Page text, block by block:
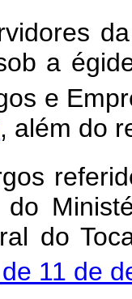
da
a
e
, além do
do
11 de